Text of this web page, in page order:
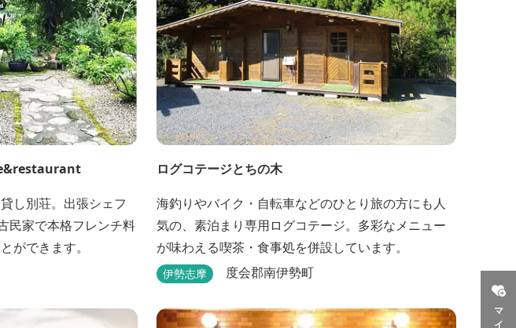
し別荘。出張シェフ
民家で本格フレンチ料
ができます。
ログコテージとちの木
海釣りやバイク・自転車などのひとり旅の方にも人
気の、素泊まり専用ログコテージ。多彩なメニュー
が味わえる喫茶・食事処を併設しています。
伊勢志摩 度会郡南伊勢町